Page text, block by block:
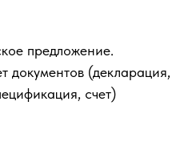
предложение.
документов (декларация,
счет)